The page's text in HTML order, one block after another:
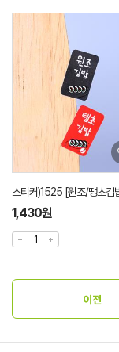
스티커)1525 [원조/땡초김
1,430원